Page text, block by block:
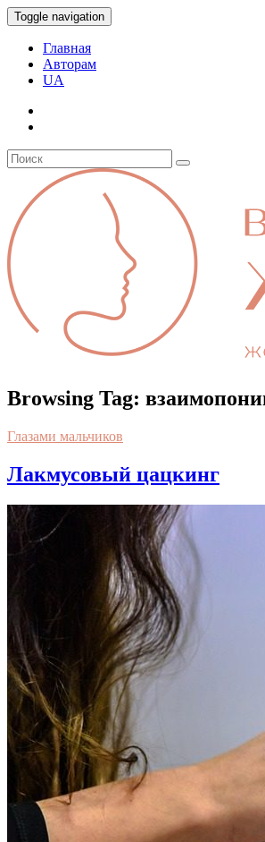
Toggle navigation
Главная
Авторам
UA
Browsing Tag:
Глазами мальчиков
Лакмусовый цацкинг